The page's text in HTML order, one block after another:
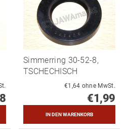
Simmerring 30-52-8,
TSCHECHISCH
€1,64 ohne MwSt.
€1,99